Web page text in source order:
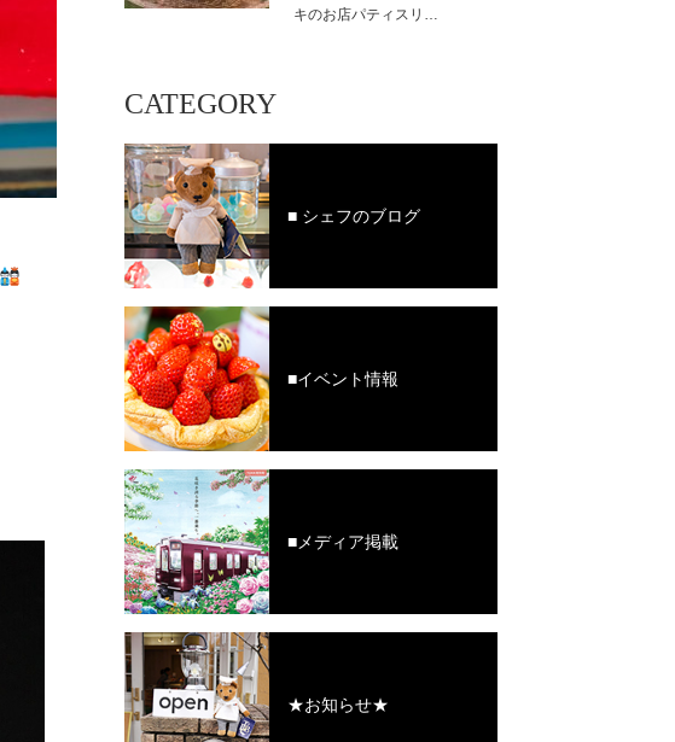
キのお店パティスリ…
CATEGORY
■ シェフのブログ
■イベント情報
■メディア掲載
★お知らせ★